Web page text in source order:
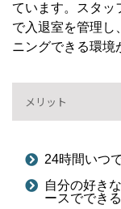
ています。スタッ
で入退室を管理し
ニングできる環境
メリット
24時間いつ
自分の好き
ースでできる